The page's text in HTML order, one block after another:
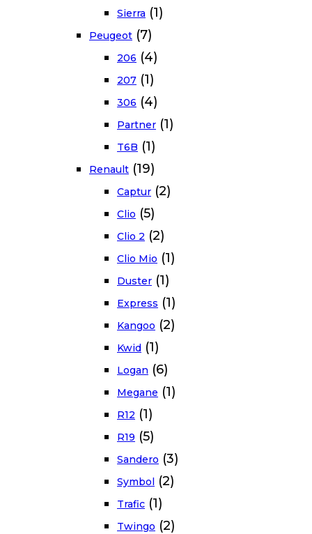
Sierra (1)
Peugeot (7)
206 (4)
207 (1)
306 (4)
Partner (1)
T6B (1)
Renault (19)
Captur (2)
Clio (5)
Clio 2 (2)
Clio Mio (1)
Duster (1)
Express (1)
Kangoo (2)
Kwid (1)
Logan (6)
Megane (1)
R12 (1)
R19 (5)
Sandero (3)
Symbol (2)
Trafic (1)
Twingo (2)